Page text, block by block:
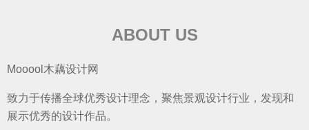
ABOUT US
Mooool木藕设计网
致力于传播全球优秀设计理念，聚焦景观设计行业，发现和
展示优秀的设计作品。